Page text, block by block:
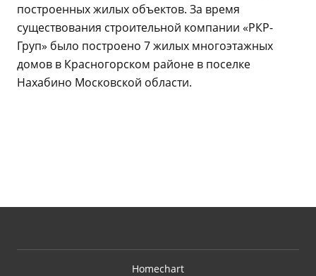
построенных жилых объектов. За время
существования строительной компании «РКР-
Груп» было построено 7 жилых многоэтажных
домов в Красногорском районе в поселке
Нахабино Московской области.
Homechart